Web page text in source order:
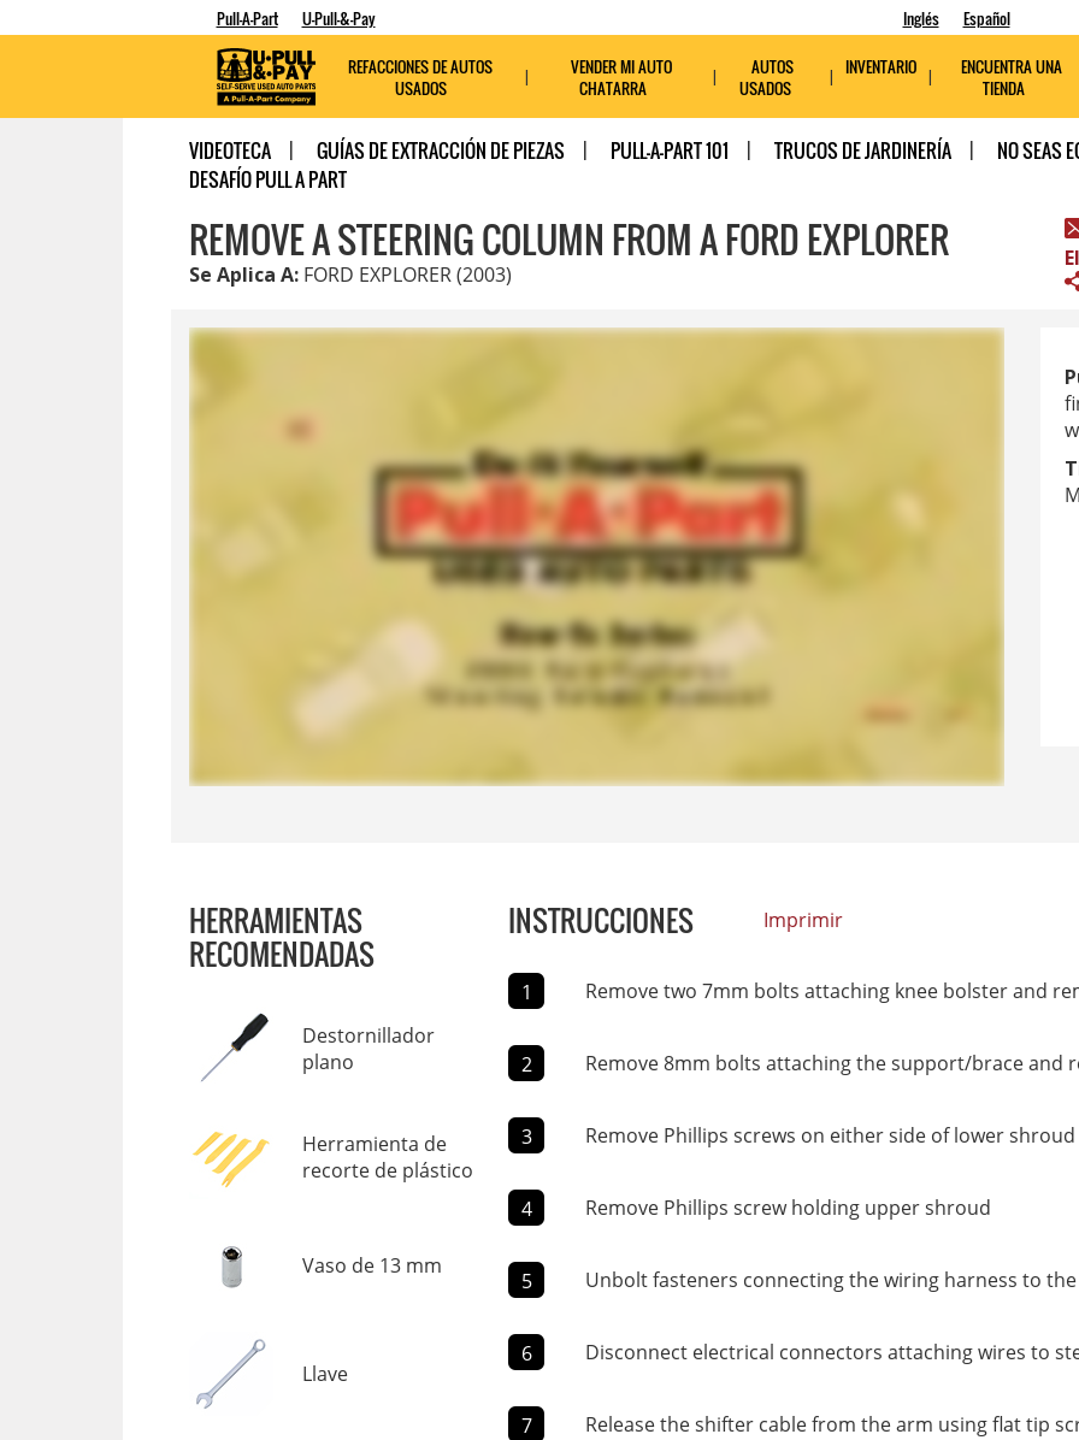
Pull-A-Part U-Pull-&-Pay Inglés Español
REFACCIONES DE AUTOS
USADOS
VENDER MI AUTO
CHATARRA
AUTOS
USADOS
INVENTARIO
ENCUENTRA UNA
TIENDA
VIDEOTECA GUÍAS DE EXTRACCIÓN DE PIEZAS PULL-A-PART 101 TRUCOS DE JARDINERÍA NO SEAS
DESAFÍO PULL A PART
REMOVE A STEERING COLUMN FROM A FORD EXPLORER
Se Aplica A: FORD EXPLORER (2003)
HERRAMIENTAS
RECOMENDADAS
Destornillador
plano
Herramienta de
recorte de plástico
Vaso de 13 mm
Llave
INSTRUCCIONES Imprimir
1 Remove two 7mm bolts attaching knee bolster and
2 Remove 8mm bolts attaching the support/brace and
3 Remove Phillips screws on either side of lower
4 Remove Phillips screw holding upper shroud
5 Unbolt fasteners connecting the wiring harness to
6 Disconnect electrical connectors attaching wires to
7 Release the shifter cable from the arm using flat tip